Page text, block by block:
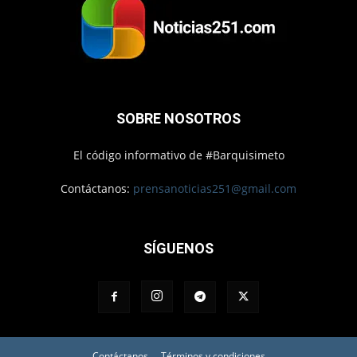
SOBRE NOSOTROS
El código informativo de #Barquisimeto
Contáctanos: prensanoticias251@gmail.com
SÍGUENOS